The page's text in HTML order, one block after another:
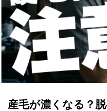
産毛が濃くなる？